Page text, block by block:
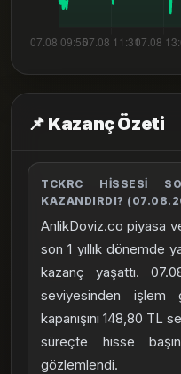
📌 Kazanç Özeti
TCKRC HISSESI
KAZANDIRDI?
AnlikDoviz.co piyasa
son 1 yıllık dönemde
kazanç yaşattı.
seviyesinden işlem
kapanışını 148,80 TL
süreçte hisse
gözlemlendi.